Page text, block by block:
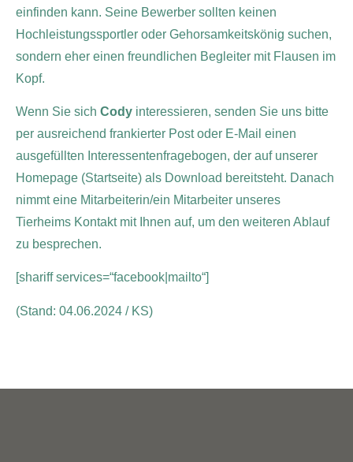
einfinden kann. Seine Bewerber sollten keinen
Hochleistungssportler oder Gehorsamkeitskönig suchen,
sondern eher einen freundlichen Begleiter mit Flausen im
Kopf.
Wenn Sie sich Cody interessieren, senden Sie uns bitte
per ausreichend frankierter Post oder E-Mail einen
ausgefüllten Interessentenfragebogen, der auf unserer
Homepage (Startseite) als Download bereitsteht. Danach
nimmt eine Mitarbeiterin/ein Mitarbeiter unseres
Tierheims Kontakt mit Ihnen auf, um den weiteren Ablauf
zu besprechen.
[shariff services=“facebook|mailto“]
(Stand: 04.06.2024 / KS)